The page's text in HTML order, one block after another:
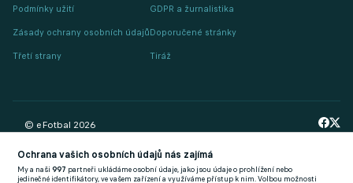
Podmínky užití
Zásady ochrany osobních údajů
Třetí strany
GDPR a žurnalistika
Doporučené stránky
Tiráž
© eFotbal 2026
Ochrana vašich osobních údajů nás zajímá
My a naši997 partneři ukládáme osobní údaje, jako jsou údaje o prohlížení nebo
jedinečné identifikátory, ve vašem zařízení a využíváme přístup k nim. Volbou možnosti